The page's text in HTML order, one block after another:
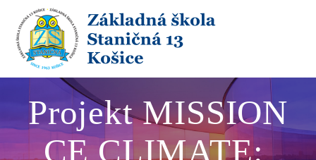
to
content
Projekt MISSION
CE CLIMATE: